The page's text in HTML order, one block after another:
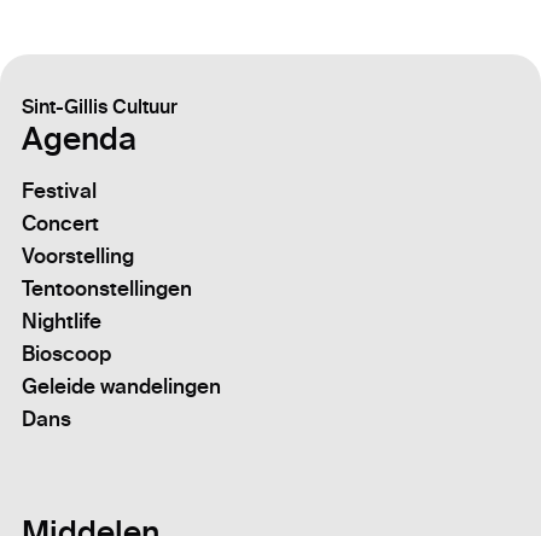
Sint-Gillis Cultuur
Agenda
Festival
Concert
Voorstelling
Tentoonstellingen
Nightlife
Bioscoop
Geleide wandelingen
Dans